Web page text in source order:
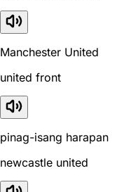
Manchester United
united front
pinag-isang harapan
newcastle united